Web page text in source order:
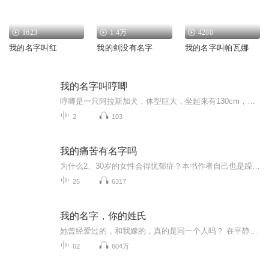
1623
我的名字叫红
1.4万
我的剑没有名字
4280
我的名字叫帕瓦娜
我的名字叫哼唧
2 103
我的痛苦有名字吗
25 6317
我的名字，你的姓氏
62 604万